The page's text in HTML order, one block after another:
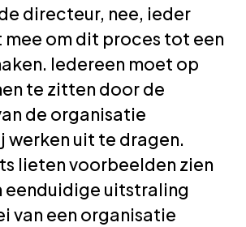
directeur, nee, ieder
om dit proces tot een
Iedereen moet op
te zitten door de
de organisatie
werken uit te dragen.
lieten voorbeelden zien
eenduidige uitstraling
van een organisatie